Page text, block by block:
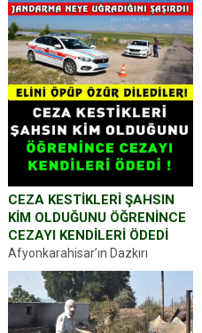
CEZA KESTİKLERİ ŞAHSIN
KİM OLDUĞUNU ÖĞRENİNCE
CEZAYI KENDİLERİ ÖDEDİ
Afyonkarahisar’ın Dazkırı
ilçesinde trafik uygulaması
yapan jandarma ekipleri
durdurdukları bir otomobilin
sürücüsünden ehliyet ve ruhsat